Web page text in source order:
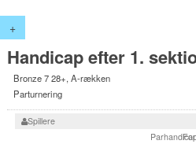
+
Handicap efter 1.
Bronze 7 28+, A-rækken
Parturnering
Spillere